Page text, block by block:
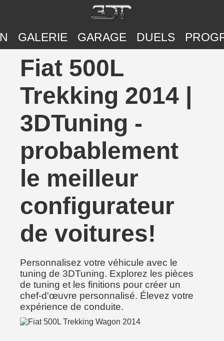
GALERIE GARAGE DUELS
Fiat 500L
Trekking 2014 |
3DTuning -
probablement
le meilleur
configurateur
de voitures!
Personnalisez votre véhicule avec le
tuning de 3DTuning. Explorez les pièces
de tuning et les finitions pour créer un
chef-d'œuvre personnalisé. Élevez votre
expérience de conduite.